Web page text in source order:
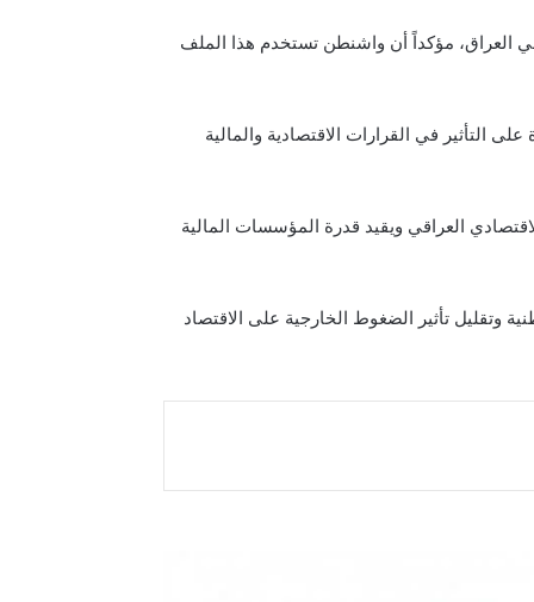
العراق، مؤكداً أن واشنطن تستخدم هذا الملف
التأثير في القرارات الاقتصادية والمالية
العراقي ويقيد قدرة المؤسسات المالية
وتقليل تأثير الضغوط الخارجية على الاقتصاد